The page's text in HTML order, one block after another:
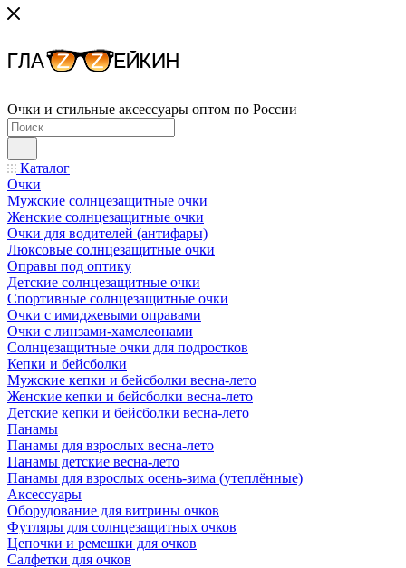
Очки и стильные аксессуары оптом по России
Каталог
Очки
Мужские солнцезащитные очки
Женские солнцезащитные очки
Очки для водителей (антифары)
Люксовые солнцезащитные очки
Оправы под оптику
Детские солнцезащитные очки
Спортивные солнцезащитные очки
Очки с имиджевыми оправами
Очки с линзами-хамелеонами
Солнцезащитные очки для подростков
Кепки и бейсболки
Мужские кепки и бейсболки весна-лето
Женские кепки и бейсболки весна-лето
Детские кепки и бейсболки весна-лето
Панамы
Панамы для взрослых весна-лето
Панамы детские весна-лето
Панамы для взрослых осень-зима (утеплённые)
Аксессуары
Оборудование для витрины очков
Футляры для солнцезащитных очков
Цепочки и ремешки для очков
Салфетки для очков